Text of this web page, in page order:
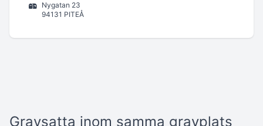
Nygatan 23
94131 PITEÅ
Gravsatta inom samma gravplats